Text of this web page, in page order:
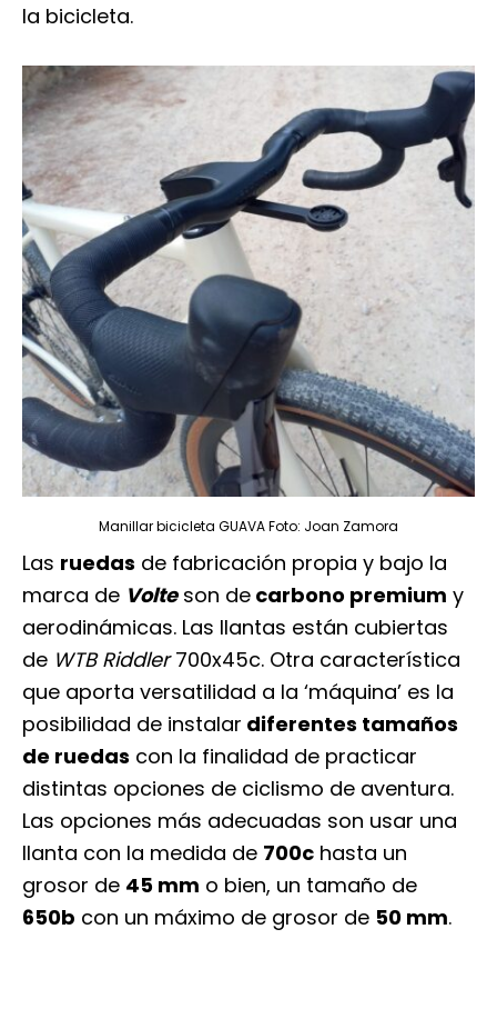
la bicicleta.
Manillar bicicleta GUAVA Foto: Joan Zamora
Las ruedas de fabricación propia y bajo la
marca de Volteson de carbono premium y
aerodinámicas. Las llantas están cubiertas
de WTB Riddler700x45c. Otra característica
que aporta versatilidad a la ‘máquina’ es la
posibilidad de instalar diferentes tamaños
de ruedas con la finalidad de practicar
distintas opciones de ciclismo de aventura.
Las opciones más adecuadas son usar una
llanta con la medida de 700c hasta un
grosor de 45 mm o bien, un tamaño de
650b con un máximo de grosor de 50 mm.